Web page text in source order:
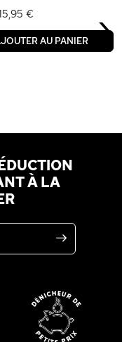
€
AU PANIER ›
À LA